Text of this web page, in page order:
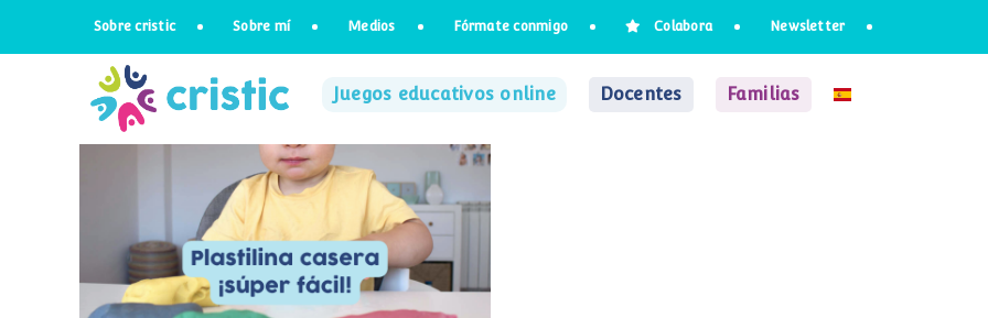
Sobre cristic Sobre mí Medios Fórmate conmigo Colabora Newsletter
Juegos educativos online Docentes Familias
Cómo hacer plastilina casera ¡muy
fácil!